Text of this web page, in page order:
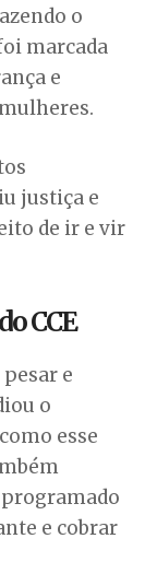
o
marcada
e
justiça e
de ir e vir
CCE
e
o
esse
e cobrar